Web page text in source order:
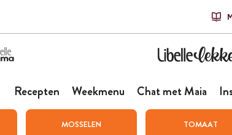
Recepten Weekmenu Chat met Maia
MOSSELEN TOMAAT